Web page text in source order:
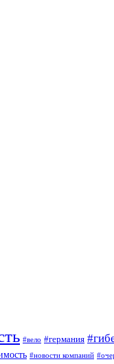
#вело #германия
#новости компаний